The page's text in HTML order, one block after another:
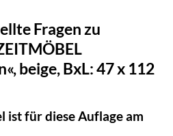
Fragen zu
beige, BxL: 47 x 112
ist für diese Auflage am